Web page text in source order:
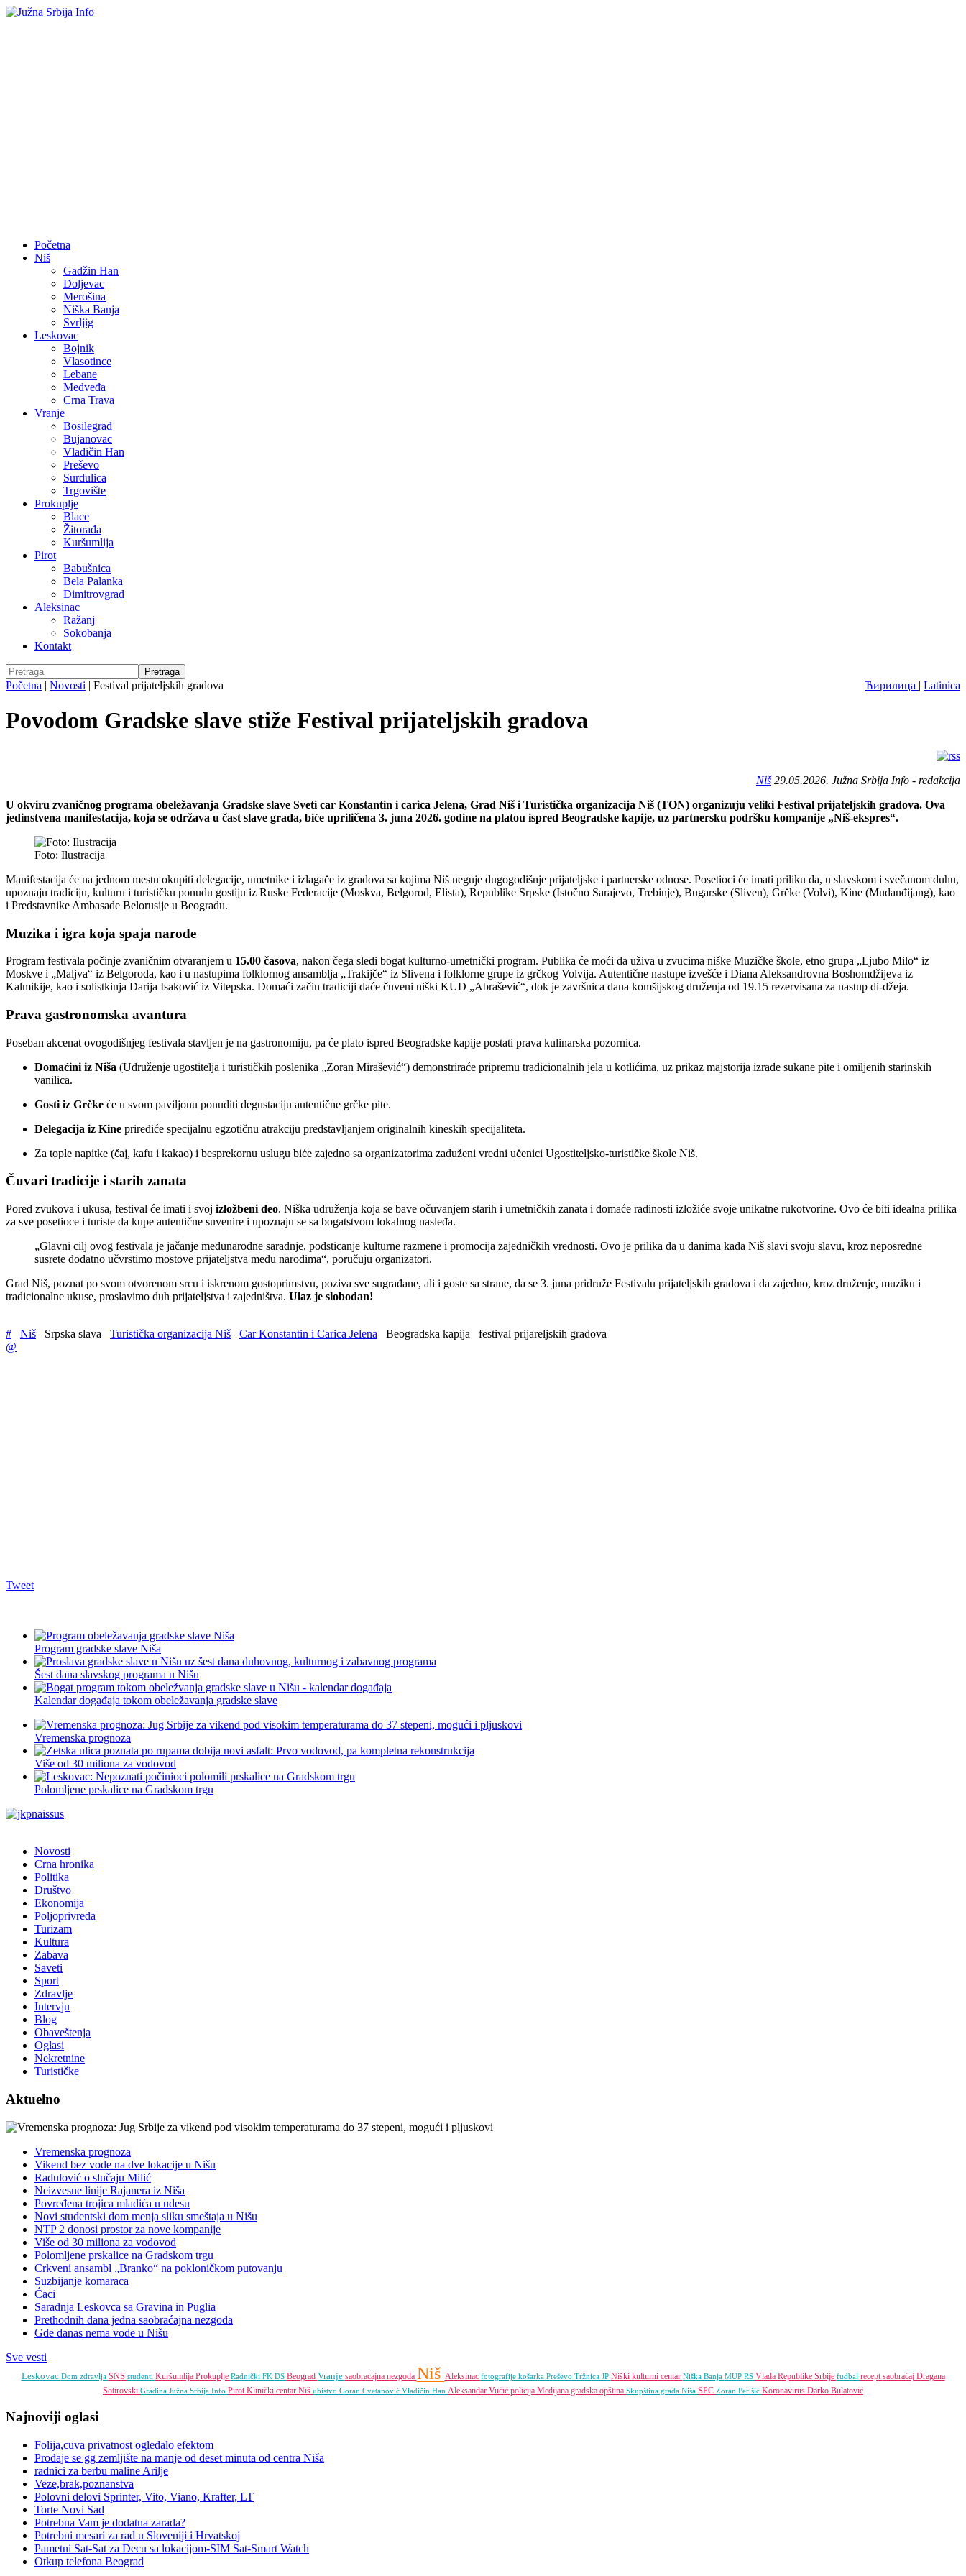
Početna
Niš
Gadžin Han
Doljevac
Merošina
Niška Banja
Svrljig
Leskovac
Bojnik
Vlasotince
Lebane
Medveđa
Crna Trava
Vranje
Bosilegrad
Bujanovac
Vladičin Han
Preševo
Surdulica
Trgovište
Prokuplje
Blace
Žitorađa
Kuršumlija
Pirot
Babušnica
Bela Palanka
Dimitrovgrad
Aleksinac
Ražanj
Sokobanja
Kontakt
Ћирилица | Latinica
Početna | Novosti | Festival prijateljskih gradova
Povodom Gradske slave stiže Festival prijateljskih gradova
Niš29.05.2026. Južna Srbija Info - redakcija
U okviru zvaničnog programa obeležavanja Gradske slave Sveti car Konstantin i carica Jelena, Grad Niš i Turistička organizacija Niš (TON) organizuju veliki Festival prijateljskih gradova. Ova
jedinstvena manifestacija, koja se održava u čast slave grada, biće upriličena 3. juna 2026. godine na platou ispred Beogradske kapije, uz partnersku podršku kompanije „Niš-ekspres“.
Foto: Ilustracija
Manifestacija će na jednom mestu okupiti delegacije, umetnike i izlagače iz gradova sa kojima Niš neguje dugogodišnje prijateljske i partnerske odnose. Posetioci će imati priliku da, u slavskom i svečanom duhu,
upoznaju tradiciju, kulturu i turističku ponudu gostiju iz Ruske Federacije (Moskva, Belgorod, Elista), Republike Srpske (Istočno Sarajevo, Trebinje), Bugarske (Sliven), Grčke (Volvi), Kine (Mudanđijang), kao
i Predstavnike Ambasade Belorusije u Beogradu.
Muzika i igra koja spaja narode
Program festivala počinje zvaničnim otvaranjem u 15.00 časova, nakon čega sledi bogat kulturno-umetnički program. Publika će moći da uživa u zvucima niške Muzičke škole, etno grupa „Ljubo Milo“ iz
Moskve i „Maljva“ iz Belgoroda, kao i u nastupima folklornog ansamblja „Trakijče“ iz Slivena i folklorne grupe iz grčkog Volvija. Autentične nastupe izvešće i Diana Aleksandrovna Boshomdžijeva iz
Kalmikije, kao i solistkinja Darija Isaković iz Vitepska. Domaći začin tradiciji daće čuveni niški KUD „Abrašević“, dok je završnica dana komšijskog druženja od 19.15 rezervisana za nastup di-džeja.
Prava gastronomska avantura
Poseban akcenat ovogodišnjeg festivala stavljen je na gastronomiju, pa će plato ispred Beogradske kapije postati prava kulinarska pozornica.
Domaćini iz Niša (Udruženje ugostitelja i turističkih poslenika „Zoran Mirašević“) demonstriraće pripremu tradicionalnih jela u kotlićima, uz prikaz majstorija izrade sukane pite i omiljenih starinskih
vanilica.
Gosti iz Grčke će u svom paviljonu ponuditi degustaciju autentične grčke pite.
Delegacija iz Kine prirediće specijalnu egzotičnu atrakciju predstavljanjem originalnih kineskih specijaliteta.
Za tople napitke (čaj, kafu i kakao) i besprekornu uslugu biće zajedno sa organizatorima zaduženi vredni učenici Ugostiteljsko-turističke škole Niš.
Čuvari tradicije i starih zanata
Pored zvukova i ukusa, festival će imati i svoj izložbeni deo. Niška udruženja koja se bave očuvanjem starih i umetničkih zanata i domaće radinosti izložiće svoje unikatne rukotvorine. Ovo će biti idealna prilika
za sve posetioce i turiste da kupe autentične suvenire i upoznaju se sa bogatstvom lokalnog nasleđa.
„Glavni cilj ovog festivala je jačanje međunarodne saradnje, podsticanje kulturne razmene i promocija zajedničkih vrednosti. Ovo je prilika da u danima kada Niš slavi svoju slavu, kroz neposredne
susrete dodatno učvrstimo mostove prijateljstva među narodima“, poručuju organizatori.
Grad Niš, poznat po svom otvorenom srcu i iskrenom gostoprimstvu, poziva sve sugrađane, ali i goste sa strane, da se 3. juna pridruže Festivalu prijateljskih gradova i da zajedno, kroz druženje, muziku i
tradicionalne ukuse, proslavimo duh prijateljstva i zajedništva. Ulaz je slobodan!
# Niš Srpska slava Turistička organizacija Niš Car Konstantin i Carica Jelena Beogradska kapija
festival prijareljskih gradova
@
Tweet
Program gradske slave Niša
Šest dana slavskog programa u Nišu
Kalendar događaja tokom obeležavanja gradske slave
Vremenska prognoza
Više od 30 miliona za vodovod
Polomljene prskalice na Gradskom trgu
Novosti
Crna hronika
Politika
Društvo
Ekonomija
Poljoprivreda
Turizam
Kultura
Zabava
Saveti
Sport
Zdravlje
Intervju
Blog
Obaveštenja
Oglasi
Nekretnine
Turističke
Aktuelno
Vremenska prognoza
Vikend bez vode na dve lokacije u Nišu
Radulović o slučaju Milić
Neizvesne linije Rajanera iz Niša
Povređena trojica mladića u udesu
Novi studentski dom menja sliku smeštaja u Nišu
NTP 2 donosi prostor za nove kompanije
Više od 30 miliona za vodovod
Polomljene prskalice na Gradskom trgu
Crkveni ansambl „Branko“ na pokloničkom putovanju
Suzbijanje komaraca
Ćaci
Saradnja Leskovca sa Gravina in Puglia
Prethodnih dana jedna saobraćajna nezgoda
Gde danas nema vode u Nišu
Sve vesti
Leskovac Dom zdravlja SNS studenti Kuršumlija Prokuplje Radnički FK DS Beograd Vranje saobraćajna nezgoda Niš Aleksinac fotografije košarka Preševo Tržnica JP Niški kulturni centar Niška Banja MUP RS Vlada Republike Srbije fudbal recept saobraćaj Dragana
Sotirovski Gradina Južna Srbija Info Pirot Klinički centar Niš ubistvo Goran Cvetanović Vladičin Han Aleksandar Vučić policija Medijana gradska opština Skupština grada Niša SPC Zoran Perišić Koronavirus Darko Bulatović
Najnoviji oglasi
Folija,cuva privatnost ogledalo efektom
Prodaje se gg zemljište na manje od deset minuta od centra Niša
radnici za berbu maline Arilje
Veze,brak,poznanstva
Polovni delovi Sprinter, Vito, Viano, Krafter, LT
Torte Novi Sad
Potrebna Vam je dodatna zarada?
Potrebni mesari za rad u Sloveniji i Hrvatskoj
Pametni Sat-Sat za Decu sa lokacijom-SIM Sat-Smart Watch
Otkup telefona Beograd